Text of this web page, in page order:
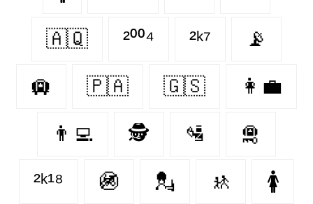
🇦🇶 ²⁰⁰⁴ ²ᵏ⁷ 📡
🛄 🇵🇦 🇬🇸 👩‍💼
👨‍💻 🕵️ 🛂 🛅
²ᵏ¹⁸ 🚳 💂‍ 🚸 🚺